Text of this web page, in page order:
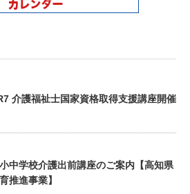
介護福祉士国家資格取得支援講座開催
中学校介護出前講座のご案内【高知県
推進事業】